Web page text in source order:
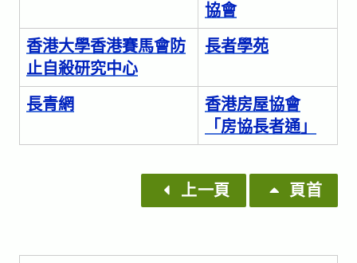
協會
香港大學香港賽馬會防
止自殺研究中心
長者學苑
長青網
香港房屋協會
「房協長者通」
上一頁 頁首